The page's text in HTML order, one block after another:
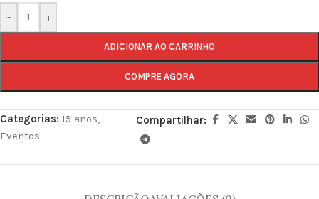
- +
ADICIONAR AO CARRINHO
COMPRE AGORA
Categorias: 15 anos
Eventos
Compartilhar: